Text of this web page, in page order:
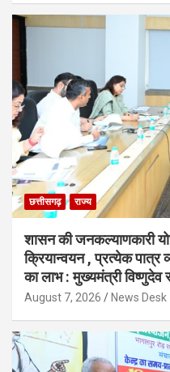
छत्तीसगढ़ राज्य
शासन की जनकल्याणकारी
क्रियान्वयन , प्रत्येक पात्र
का लाभ : मुख्यमंत्री विष्णुदेव
August 7, 2026 News Desk